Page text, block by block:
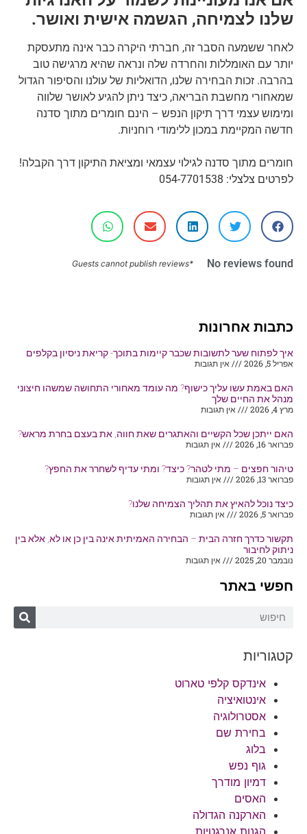
כתבות אחרונות
איך לפתוח שער לתשובות שכבר קיימות בתוכך- קריאת ניסיון בקלפים
אפריל 5, 2026
אין תגובות
האם באמת עשו עליך כישוף? מה עומד מאחורי התחושה שמשהו חיצוני
מנהל את החיים שלך
מרץ 4, 2026
אין תגובות
האם ייתכן שכל הקשיים והאתגרים שאת חווה, את בעצם בחרת מראש?
פברואר 16, 2026
אין תגובות
טיהור חפצים – מתי לטהר? כיצד? ומתי עדיף לשחרר את החפץ?
פברואר 13, 2026
אין תגובות
כיצד נוכל להאיץ את תהליך הצמיחה שלנו?
פברואר 5, 2026
אין תגובות
תקשור כדרך חזרה הבית – הבחירה האמיתית אינה בין כן או לא, אלא בין
ניתוק לחיבור
נובמבר 20, 2025
אין תגובות
חפשי באתר
קטגוריות
אינדקס קלפי טארוט
אינטואיציה
אסטרולוגיה
בחירת שם
בלוג
גוף נפש
דמיון מודרך
האסים
הארקנה הגדולה
שלנו לצמיחה, הגשמה אישית ואושר.
לאחר ששמעה הסבר זה, חברתי היקרה כבר אינה מתעסקת
יותר עם האומללות והחרדה שלה ונראה שהיא מרגישה טוב
בהרבה. זכות הבחירה שלנו, הדואליות של עולנו והסיפור הגדול
שמאחורי מחשבת הבריאה, כיצד ניתן להגיע לאושר שלווה
ומימוש עצמי דרך תיקון הנפש – הינם חומרים מתוך סדנה
חדשה המקיימת במכון ללימודי רוחניות.
חומרים מתוך סדנה לגילוי עצמאי ומציאת התיקון דרך הקבלה!
לפרטים צלצלי: 054-7701538
No reviews found
*Guests cannot publish reviews